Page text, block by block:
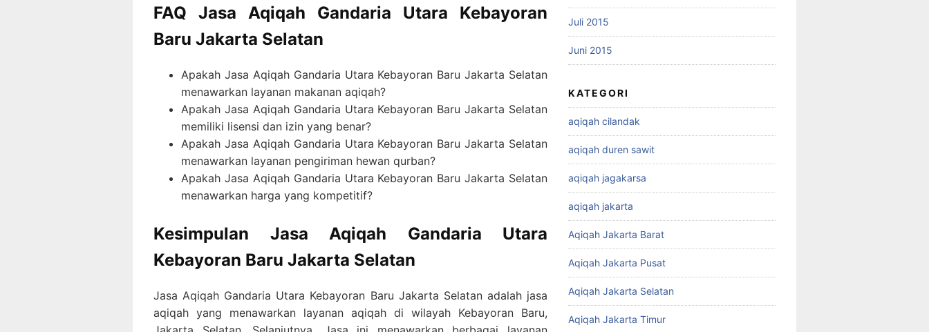
FAQ Jasa Aqiqah Gandaria Utara Kebayoran
Baru Jakarta Selatan
Apakah Jasa Aqiqah Gandaria Utara Kebayoran Baru Jakarta Selatan
menawarkan layanan makanan aqiqah?
Apakah Jasa Aqiqah Gandaria Utara Kebayoran Baru Jakarta Selatan
memiliki lisensi dan izin yang benar?
Apakah Jasa Aqiqah Gandaria Utara Kebayoran Baru Jakarta Selatan
menawarkan layanan pengiriman hewan qurban?
Apakah Jasa Aqiqah Gandaria Utara Kebayoran Baru Jakarta Selatan
menawarkan harga yang kompetitif?
Kesimpulan Jasa Aqiqah Gandaria Utara
Kebayoran Baru Jakarta Selatan
Jasa Aqiqah Gandaria Utara Kebayoran Baru Jakarta Selatan adalah jasa
aqiqah yang menawarkan layanan aqiqah di wilayah Kebayoran Baru,
Juli 2015
Juni 2015
KATEGORI
aqiqah cilandak
aqiqah duren sawit
aqiqah jagakarsa
aqiqah jakarta
Aqiqah Jakarta Barat
Aqiqah Jakarta Pusat
Aqiqah Jakarta Selatan
Aqiqah Jakarta Timur